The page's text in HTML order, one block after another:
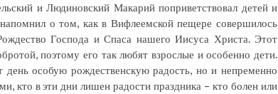
и Людиновский Макарий поприветствовал детей и
о том, как в Вифлеемской пещере совершилось
Господа и Спаса нашего Иисуса Христа. Этот
поэтому его так любят взрослые и особенно дети.
день особую рождественскую радость, но и непременно
кто в эти дни лишен радости праздника – кто болен или